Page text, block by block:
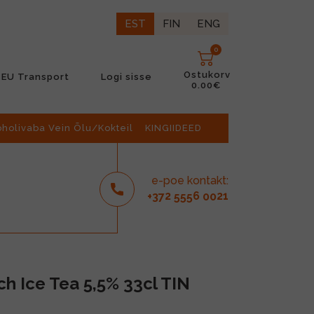
EST FIN ENG
EU Transport Logi sisse
0
Ostukorv
0.00€
Vein Õlu/Kokteil KINGIIDEED
e-poe kontakt:
+372 5556 0021
Ice Tea 5,5% 33cl TIN